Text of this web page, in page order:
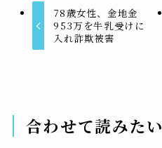
78歳女性、金地金
953万を牛乳受けに
入れ詐欺被害
合わせて読みたい